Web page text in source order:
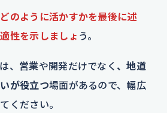
のように活かすかを最後に述
性を示しましょ う。
、営業や開発だけでなく、地道
が役立つ場面があるので、幅広
ください。